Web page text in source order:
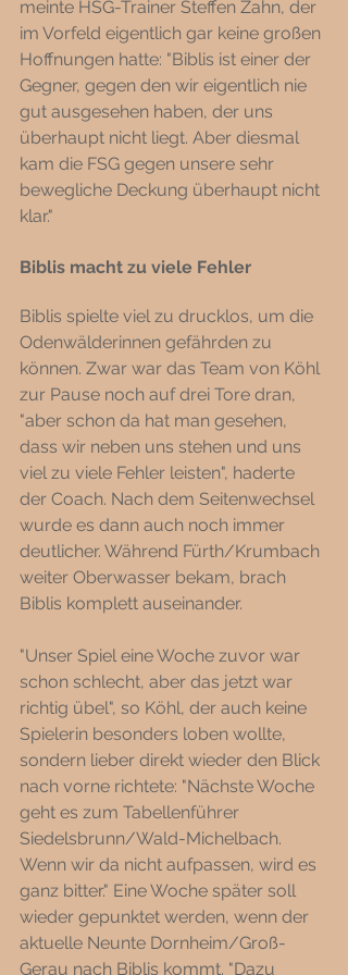
meinte HSG-Trainer Steffen Zahn, der
im Vorfeld eigentlich gar keine großen
Hoffnungen hatte: "Biblis ist einer der
Gegner, gegen den wir eigentlich nie
gut ausgesehen haben, der uns
überhaupt nicht liegt. Aber diesmal
kam die FSG gegen unsere sehr
bewegliche Deckung überhaupt nicht
klar."
Biblis macht zu viele Fehler
Biblis spielte viel zu drucklos, um die
Odenwälderinnen gefährden zu
können. Zwar war das Team von Köhl
zur Pause noch auf drei Tore dran,
"aber schon da hat man gesehen,
dass wir neben uns stehen und uns
viel zu viele Fehler leisten", haderte
der Coach. Nach dem Seitenwechsel
wurde es dann auch noch immer
deutlicher. Während Fürth/Krumbach
weiter Oberwasser bekam, brach
Biblis komplett auseinander.
"Unser Spiel eine Woche zuvor war
schon schlecht, aber das jetzt war
richtig übel", so Köhl, der auch keine
Spielerin besonders loben wollte,
sondern lieber direkt wieder den Blick
nach vorne richtete: "Nächste Woche
geht es zum Tabellenführer
Siedelsbrunn/Wald-Michelbach.
Wenn wir da nicht aufpassen, wird es
ganz bitter." Eine Woche später soll
wieder gepunktet werden, wenn der
aktuelle Neunte Dornheim/Groß-
Gerau nach Biblis kommt. "Dazu